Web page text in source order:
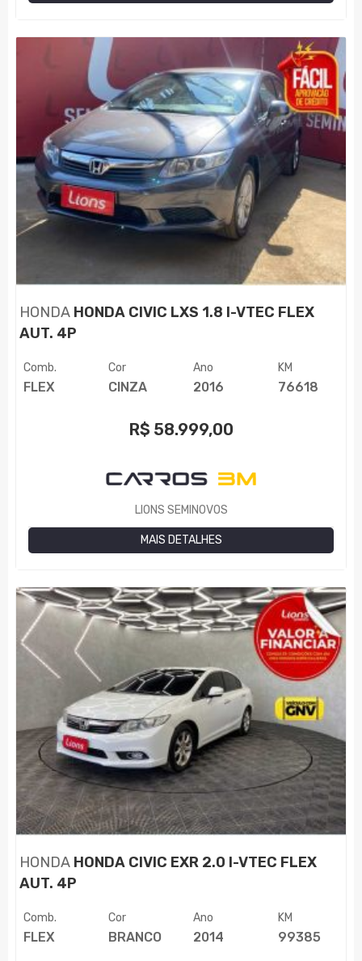
HONDA HONDA CIVIC LXS 1.8 I-VTEC FLEX
AUT. 4P
Comb.
FLEX
Cor
CINZA
Ano
2016
KM
76618
R$ 58.999,00
LIONS SEMINOVOS
MAIS DETALHES
HONDA HONDA CIVIC EXR 2.0 I-VTEC FLEX
AUT. 4P
Comb.
FLEX
Cor
BRANCO
Ano
2014
KM
99385